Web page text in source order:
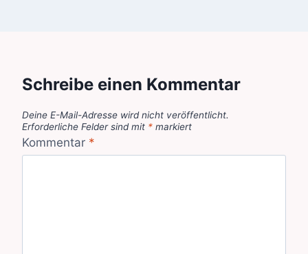
Schreibe einen Kommentar
Deine E-Mail-Adresse wird nicht veröffentlicht.
Erforderliche Felder sind mit * markiert
Kommentar *